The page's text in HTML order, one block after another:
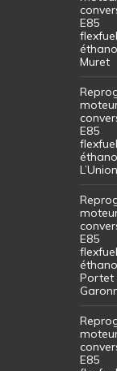
E85
flexfuel
Muret
E85
flexfuel
L’Union
E85
flexfuel
Portet
E85